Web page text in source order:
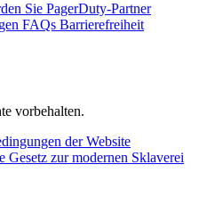
Sie PagerDuty-Partner
FAQs Barrierefreiheit
vorbehalten.
der Website
Gesetz zur modernen Sklaverei